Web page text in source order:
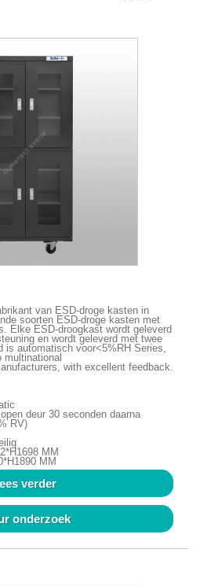
van ESD-droge kasten in
soorten ESD-droge kasten met
Elke ESD-droogkast wordt geleverd
en wordt geleverd met twee
is automatisch voor<5%RH Series,
with excellent feedback.
deur 30 seconden daarna
RV)
MM
MM
verder
onderzoek